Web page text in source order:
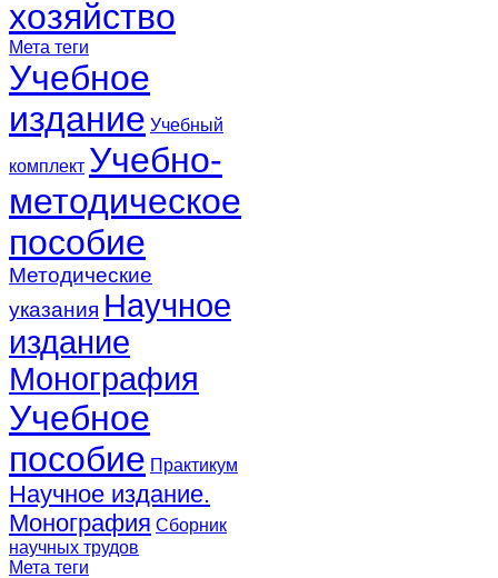
хозяйство
Мета теги
Учебное
издание Учебный
комплект Учебно-
методическое
пособие
Методические
указания Научное
издание
Монография
Учебное
пособие Практикум
Научное издание.
Монография Сборник
научных трудов
Мета теги